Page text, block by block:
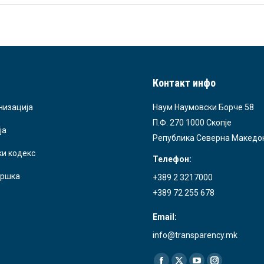
кодекс
Контакт инфо
Наум Наумовски Борче 58
П.Ф. 270 1000 Скопје
Република Северна
Телефон:
+389 2 3217000
+389 72 255 678
Email:
info@transparency.mk
Find us on: